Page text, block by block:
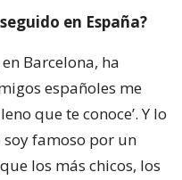
en España?
Barcelona, ha
españoles me
que te conoce’. Y lo
famoso por un
los más chicos, los